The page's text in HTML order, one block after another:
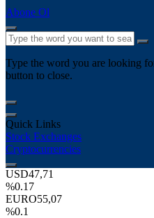
Abone Ol
Type the word you are looking
button to close.
Quick Links
Stock Exchanges
Cryptocurrencies
USD47,71
%0.17
EURO55,07
%0.1